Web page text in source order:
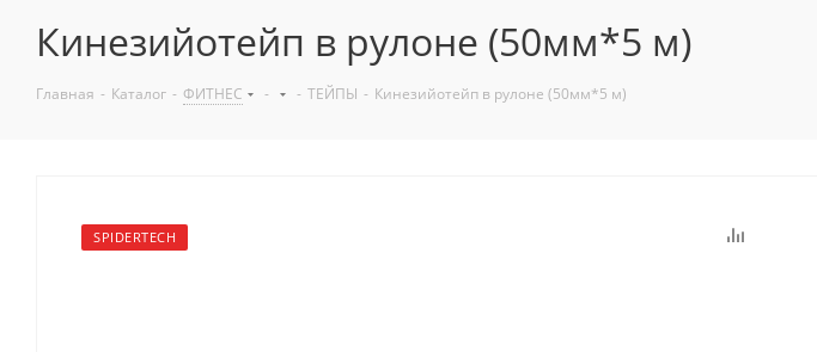
Кинезийотейп в рулоне (50мм*5 м)
Главная - Каталог - ФИТНЕС - - ТЕЙПЫ - Кинезийотейп в рулоне (50мм*5 м)
SPIDERTECH